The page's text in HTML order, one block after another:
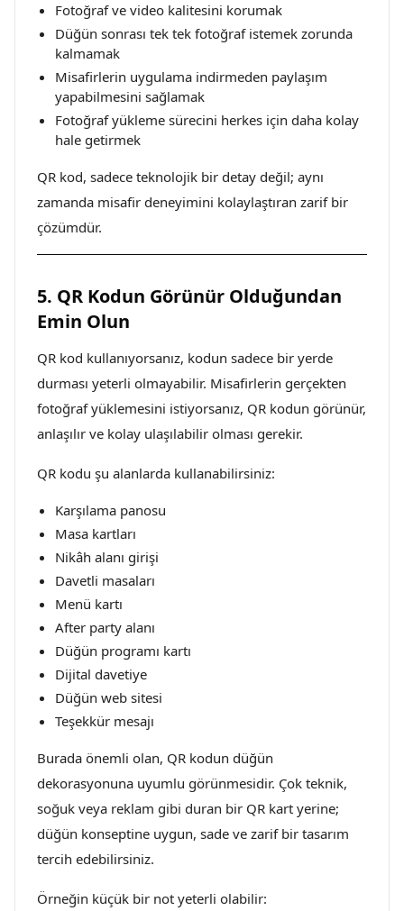
Fotoğraf ve video kalitesini korumak
Düğün sonrası tek tek fotoğraf istemek zorunda
kalmamak
Misafirlerin uygulama indirmeden paylaşım
yapabilmesini sağlamak
Fotoğraf yükleme sürecini herkes için daha kolay
hale getirmek
QR kod, sadece teknolojik bir detay değil; aynı
zamanda misafir deneyimini kolaylaştıran zarif bir
çözümdür.
5. QR Kodun Görünür Olduğundan
Emin Olun
QR kod kullanıyorsanız, kodun sadece bir yerde
durması yeterli olmayabilir. Misafirlerin gerçekten
fotoğraf yüklemesini istiyorsanız, QR kodun görünür,
anlaşılır ve kolay ulaşılabilir olması gerekir.
QR kodu şu alanlarda kullanabilirsiniz:
Karşılama panosu
Masa kartları
Nikâh alanı girişi
Davetli masaları
Menü kartı
After party alanı
Düğün programı kartı
Dijital davetiye
Düğün web sitesi
Teşekkür mesajı
Burada önemli olan, QR kodun düğün
dekorasyonuna uyumlu görünmesidir. Çok teknik,
soğuk veya reklam gibi duran bir QR kart yerine;
düğün konseptine uygun, sade ve zarif bir tasarım
tercih edebilirsiniz.
Örneğin küçük bir not yeterli olabilir: